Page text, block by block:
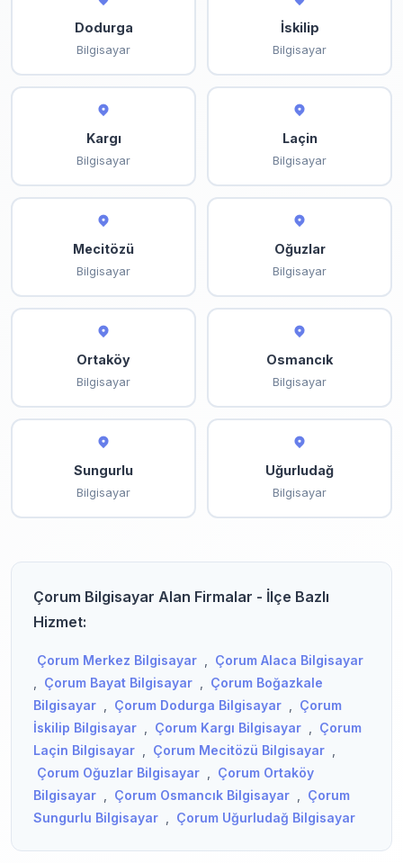
Dodurga
Bilgisayar
İskilip
Bilgisayar
Kargı
Bilgisayar
Laçin
Bilgisayar
Mecitözü
Bilgisayar
Oğuzlar
Bilgisayar
Ortaköy
Bilgisayar
Osmancık
Bilgisayar
Sungurlu
Bilgisayar
Uğurludağ
Bilgisayar
Çorum Bilgisayar Alan Firmalar - İlçe Bazlı
Hizmet:
Çorum Merkez Bilgisayar
Çorum Alaca Bilgisayar
Çorum Bayat Bilgisayar
Çorum Boğazkale
Bilgisayar
Çorum Dodurga Bilgisayar
Çorum
İskilip Bilgisayar
Çorum Kargı Bilgisayar
Çorum
Laçin Bilgisayar
Çorum Mecitözü Bilgisayar
Çorum Oğuzlar Bilgisayar
Çorum Ortaköy
Bilgisayar
Çorum Osmancık Bilgisayar
Çorum
Sungurlu Bilgisayar
Çorum Uğurludağ Bilgisayar